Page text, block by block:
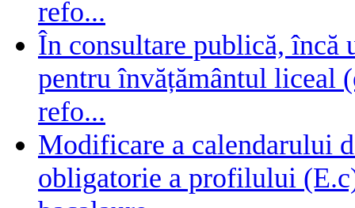
refo...
În consultare publică, încă
pentru învățământul liceal
refo...
Modificare a calendarului
obligatorie a profilului